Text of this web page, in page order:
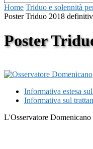
Home Triduo e solennità
Poster Triduo 2018
Poster
Informativa estesa
Informativa sul
L'Osservatore Domenicano